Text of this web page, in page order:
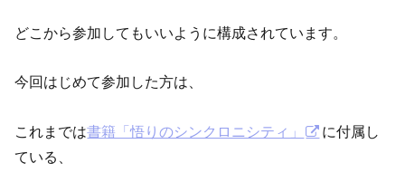
どこから参加してもいいように構成されています。
今回はじめて参加した方は、
これまでは書籍「悟りのシンクロニシティ」
に付属し
ている、